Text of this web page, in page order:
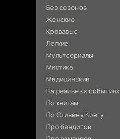
Без сезонов
Женские
Кровавые
Легкие
Мультсериалы
Мистика
Медицинские
На реальных событиях
По книгам
По Стивену Кингу
Про бандитов